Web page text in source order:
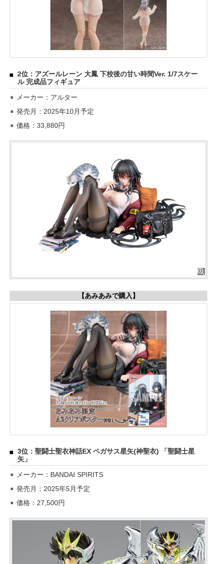
2位：アズールレーン 大鳳 下校後の甘い時間Ver. 1/7スケー
ル 完成品フィギュア
メーカー：アルター
発売月：2025年10月予定
価格：33,880円
【あみあみで購入】
3位：聖闘士聖衣神話EX ペガサス星矢(神聖衣) 「聖闘士星
矢」
メーカー：BANDAI SPIRITS
発売月：2025年5月予定
価格：27,500円